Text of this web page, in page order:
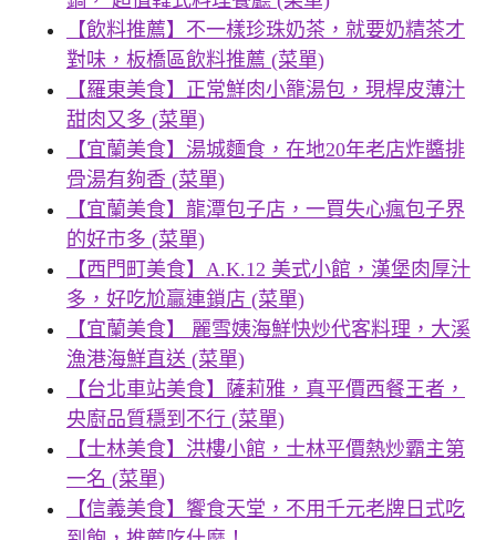
【飲料推薦】不一樣珍珠奶茶，就要奶精茶才
對味，板橋區飲料推薦 (菜單)
【羅東美食】正常鮮肉小籠湯包，現桿皮薄汁
甜肉又多 (菜單)
【宜蘭美食】湯城麵食，在地20年老店炸醬排
骨湯有夠香 (菜單)
【宜蘭美食】龍潭包子店，一買失心瘋包子界
的好市多 (菜單)
【西門町美食】A.K.12 美式小館，漢堡肉厚汁
多，好吃尬贏連鎖店 (菜單)
【宜蘭美食】 麗雪姨海鮮快炒代客料理，大溪
漁港海鮮直送 (菜單)
【台北車站美食】薩莉雅，真平價西餐王者，
央廚品質穩到不行 (菜單)
【士林美食】洪樓小館，士林平價熱炒霸主第
一名 (菜單)
【信義美食】饗食天堂，不用千元老牌日式吃